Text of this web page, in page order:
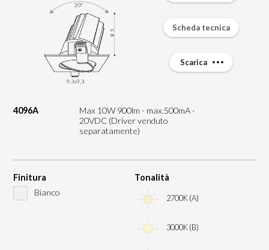
4096A
Max 10W 900lm - max.500mA -
20VDC (Driver venduto
separatamente)
Finitura
Bianco
Tonalità
2700K (A)
3000K (B)
Scheda tecnica
Scarica